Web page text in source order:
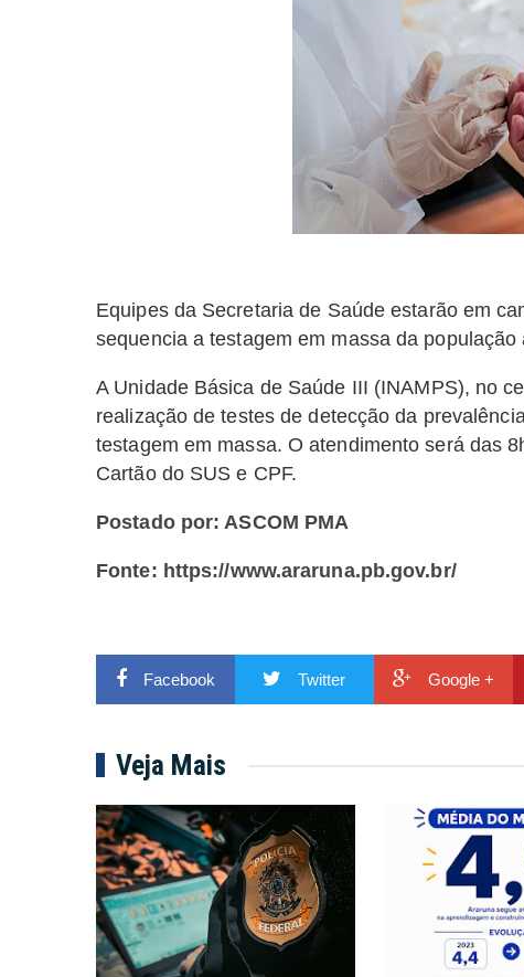
Equipes da Secretaria de Saúde estarão em
sequencia a testagem em massa da população
A Unidade Básica de Saúde III (INAMPS), no
realização de testes de detecção da
testagem em massa. O atendimento será das
Cartão do SUS e CPF.
Postado por: ASCOM PMA
Fonte: https://www.araruna.pb.gov.br/
Facebook Twitter Google +
Veja Mais